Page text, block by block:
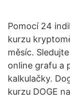
Pomocí 24
kurzu
měsíc.
online grafu a
kalkulačky.
kurzu DOGE